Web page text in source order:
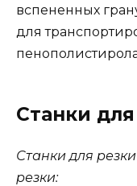
вспененных
для
Станки
Станки для
резки: